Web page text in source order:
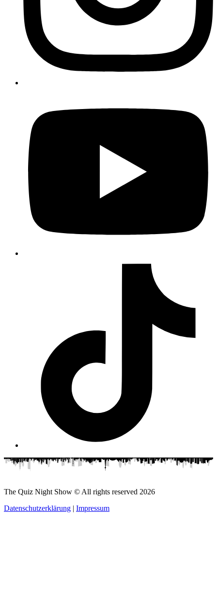
The Quiz Night Show © All rights reserved 2026
Datenschutzerklärung | Impressum